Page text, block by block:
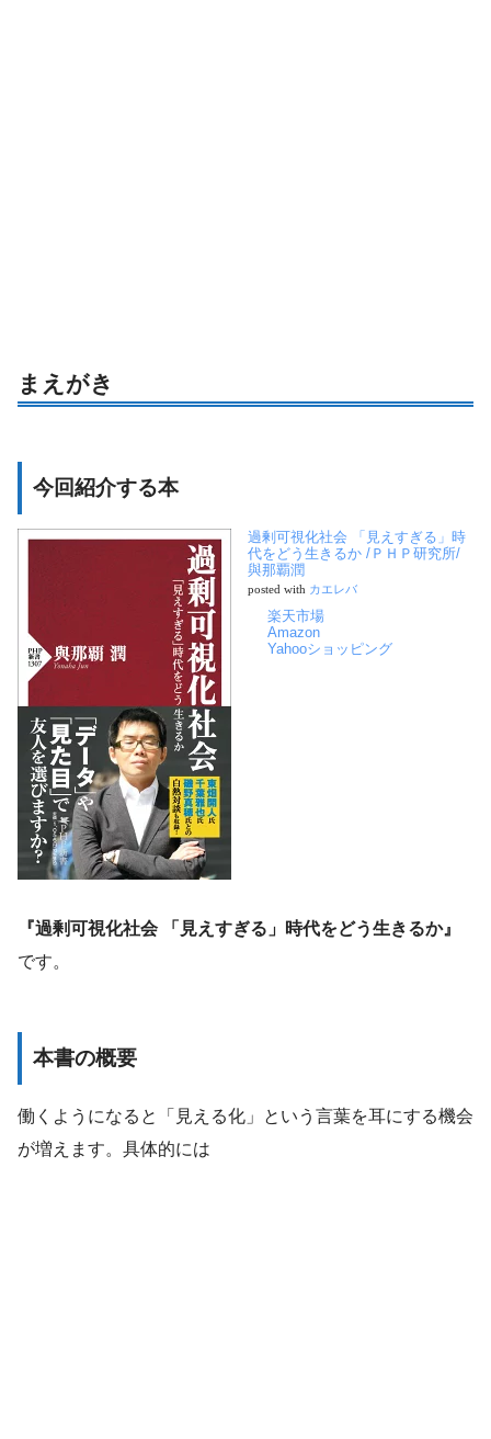
まえがき
今回紹介する本
過剰可視化社会 「見えすぎる」時
代をどう生きるか /ＰＨＰ研究所/
與那覇潤
posted with カエレバ
楽天市場
Amazon
Yahooショッピング
『過剰可視化社会 「見えすぎる」時代をどう生きるか』
です。
本書の概要
働くようになると「見える化」という言葉を耳にする機会
が増えます。具体的には